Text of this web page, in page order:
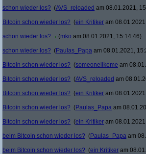
schon wieder los? (AVS_reloaded am 08.01.2021,
Bitcoin schon wieder los? (ein Kritiker am
schon wieder los? (mko am 08.01.2021, 15:14:46)
schon wieder los? (Paulas_Papa am 08.01.2021,
Bitcoin schon wieder los? (someonelikeme am
Bitcoin schon wieder los? (AVS_reloaded am
Bitcoin schon wieder los? (ein Kritiker am
Bitcoin schon wieder los? (Paulas_Papa am
Bitcoin schon wieder los? (ein Kritiker am
beim Bitcoin schon wieder los? (Paulas_Papa am
beim Bitcoin schon wieder los? (ein Kritiker am